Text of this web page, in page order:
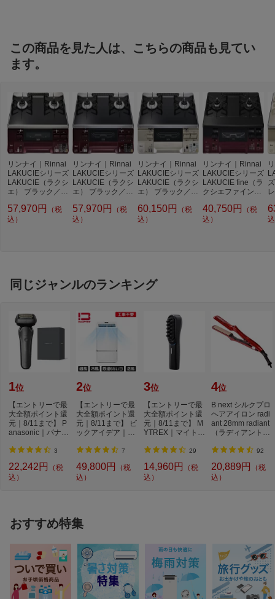
取扱説明書（保証書付）、グリル活用レ
シピ、下火カバー、ココットプレート、
この商品を見た人は、こちらの商品も見てい
ます。
リンナイ｜Rinnai
LAKUCIEシリーズ
LAKUCIE（ラクシ
エ） ブラック／レ
A-GR [約60cm /プ
ロパンガス /右強
57,970円
（税
込）
リンナイ｜Rinnai
LAKUCIEシリーズ
LAKUCIE（ラクシ
エ） ブラック／レ
A-GL [約60cm /都
市ガス12・13A /
57,970円
（税
込）
リンナイ｜Rinnai
LAKUCIEシリーズ
LAKUCIE（ラクシ
エ） ブラック／シ
ACBA-GL [約60c
m /プロパンガス /
60,150円
（税
込）
リンナイ｜Rinnai
LAKUCIEシリーズ
LAKUCIE fine（ラ
クシエファイン）
トーンブ KG66VT
ARR [約60cm /プ
40,750円
（税
込）
同じジャンルのランキング
1位
【エントリーで最
大全額ポイント還
元｜8/11まで】 P
anasonic｜パナソ
3
22,242円
（税
込）
2位
【エントリーで最
大全額ポイント還
元｜8/11まで】 ビ
ックアイデア｜Bi
7
49,800円
（税
込）
3位
【エントリーで最
大全額ポイント還
元｜8/11まで】 M
YTREX｜マイトレ
ン...
29
14,960円
（税
込）
4位
B next シルクプロ
ヘアアイロン radi
ant 28mm radiant
（ラディアント）
92
20,889円
（税
込）
おすすめ特集